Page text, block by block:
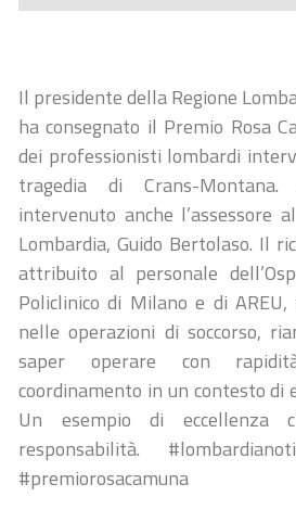
Il presidente della Regione
ha consegnato il Premio Rosa
dei professionisti lombardi
tragedia di Crans-
intervenuto anche l’assessore
Lombardia, Guido Bertolaso. Il
attribuito al personale
Policlinico di Milano e di
nelle operazioni di soccorso,
saper operare con
coordinamento in un contesto di
Un esempio di eccellenza
responsabilità.
#premiorosacamuna